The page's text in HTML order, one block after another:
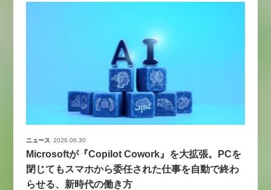
ニュース 2026.06.30
Microsoftが『Copilot Cowork』を大拡張。PCを
閉じてもスマホから委任された仕事を自動で終わ
らせる、新時代の働き方